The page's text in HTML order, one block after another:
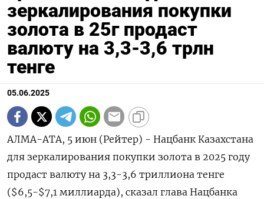
зеркалирования покупки
золота в 25г продаст
валюту на 3,3-3,6 трлн
тенге
05.06.2025
АЛМА-АТА, 5 июн (Рейтер) - Нацбанк Казахстана
для зеркалирования покупки золота в 2025 году
продаст валюту на 3,3-3,6 триллиона тенге
($6,5-$7,1 миллиарда), сказал глава Нацбанка